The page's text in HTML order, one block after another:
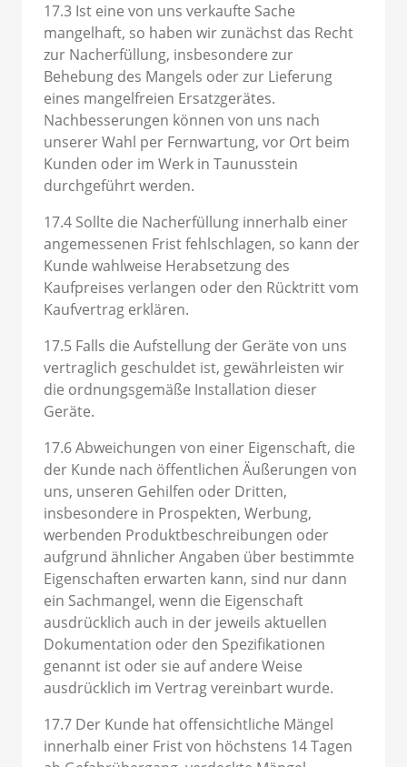
17.3 Ist eine von uns verkaufte Sache
mangelhaft, so haben wir zunächst das Recht
zur Nacherfüllung, insbesondere zur
Behebung des Mangels oder zur Lieferung
eines mangelfreien Ersatzgerätes.
Nachbesserungen können von uns nach
unserer Wahl per Fernwartung, vor Ort beim
Kunden oder im Werk in Taunusstein
durchgeführt werden.
17.4 Sollte die Nacherfüllung innerhalb einer
angemessenen Frist fehlschlagen, so kann der
Kunde wahlweise Herabsetzung des
Kaufpreises verlangen oder den Rücktritt vom
Kaufvertrag erklären.
17.5 Falls die Aufstellung der Geräte von uns
vertraglich geschuldet ist, gewährleisten wir
die ordnungsgemäße Installation dieser
Geräte.
17.6 Abweichungen von einer Eigenschaft, die
der Kunde nach öffentlichen Äußerungen von
uns, unseren Gehilfen oder Dritten,
insbesondere in Prospekten, Werbung,
werbenden Produktbeschreibungen oder
aufgrund ähnlicher Angaben über bestimmte
Eigenschaften erwarten kann, sind nur dann
ein Sachmangel, wenn die Eigenschaft
ausdrücklich auch in der jeweils aktuellen
Dokumentation oder den Spezifikationen
genannt ist oder sie auf andere Weise
ausdrücklich im Vertrag vereinbart wurde.
17.7 Der Kunde hat offensichtliche Mängel
innerhalb einer Frist von höchstens 14 Tagen